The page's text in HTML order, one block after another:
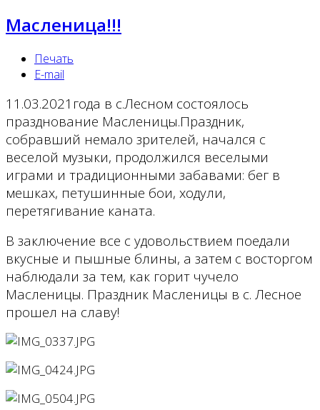
Масленица!!!
Печать
E-mail
11.03.2021года в с.Лесном состоялось
празднование Масленицы.Праздник,
собравший немало зрителей, начался с
веселой музыки, продолжился веселыми
играми и традиционными забавами: бег в
мешках, петушинные бои, ходули,
перетягивание каната.
В заключение все с удовольствием поедали
вкусные и пышные блины, а затем с восторгом
наблюдали за тем, как горит чучело
Масленицы. Праздник Масленицы в с. Лесное
прошел на славу!